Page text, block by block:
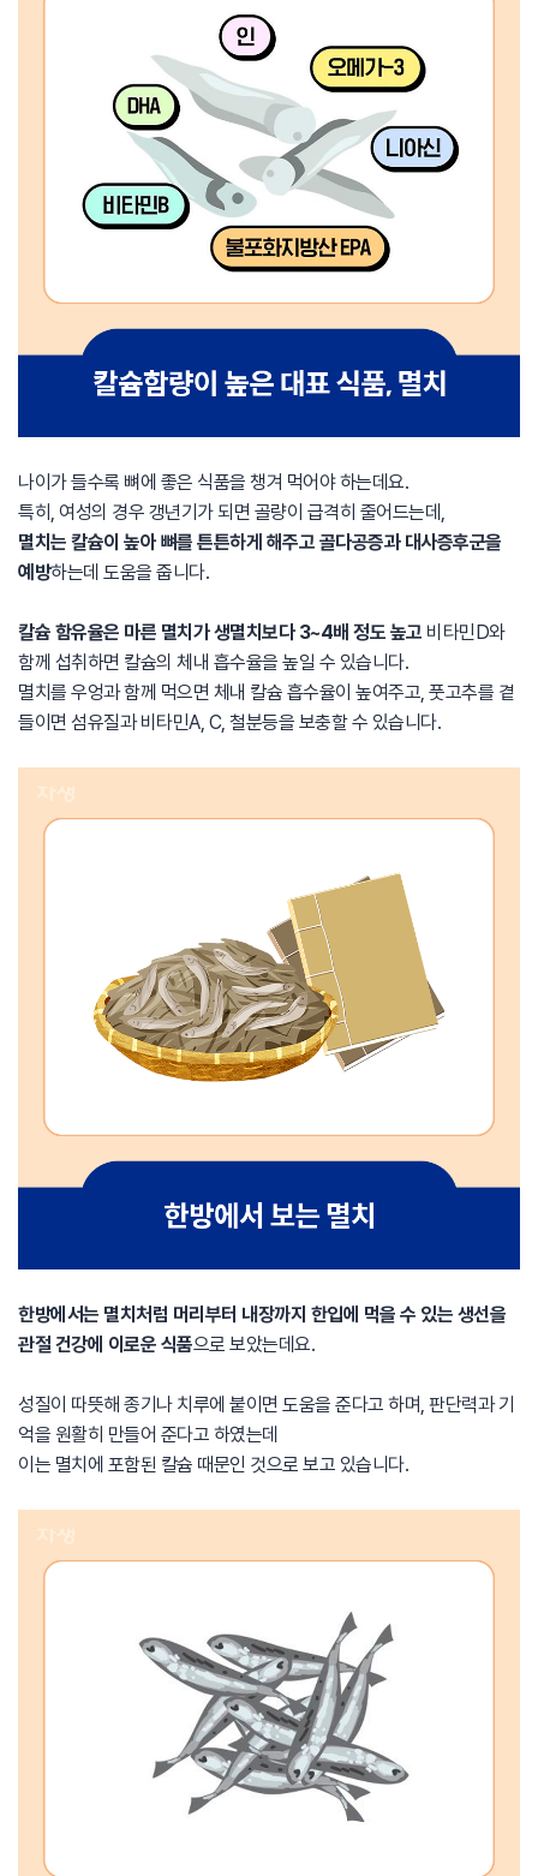
나이가 들수록 뼈에 좋은 식품을 챙겨 먹어야 하는데요.
특히, 여성의 경우 갱년기가 되면 골량이 급격히 줄어드는데,
멸치는 칼슘이 높아 뼈를 튼튼하게 해주고 골다공증과 대사증후군을
예방하는데 도움을 줍니다.
칼슘 함유율은 마른 멸치가 생멸치보다 3~4배 정도 높고 비타민D와
함께 섭취하면 칼슘의 체내 흡수율을 높일 수 있습니다.
멸치를 우엉과 함께 먹으면 체내 칼슘 흡수율이 높여주고, 풋고추를 곁
들이면 섬유질과 비타민A, C, 철분등을 보충할 수 있습니다.
한방에서는 멸치처럼 머리부터 내장까지 한입에 먹을 수 있는 생선을
관절 건강에 이로운 식품으로 보았는데요.
성질이 따뜻해 종기나 치루에 붙이면 도움을 준다고 하며, 판단력과 기
억을 원활히 만들어 준다고 하였는데
이는 멸치에 포함된 칼슘 때문인 것으로 보고 있습니다.